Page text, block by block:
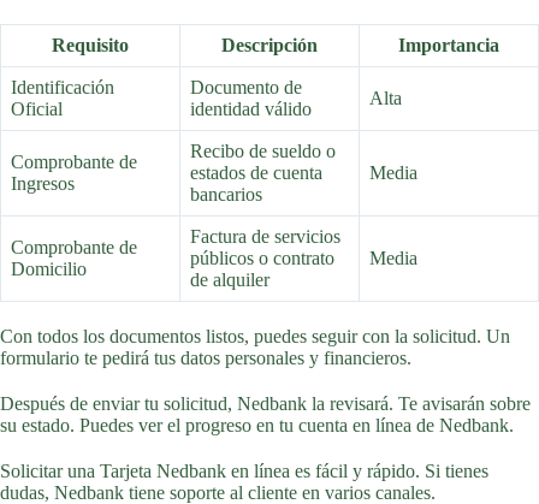
Requisito Descripción Importancia
Identificación
Oficial
Documento de
identidad válido
Alta
Comprobante de
Ingresos
Recibo de sueldo o
estados de cuenta
bancarios
Media
Comprobante de
Domicilio
Factura de servicios
públicos o contrato
de alquiler
Media
Con todos los documentos listos, puedes seguir con la solicitud. Un
formulario te pedirá tus datos personales y financieros.
Después de enviar tu solicitud, Nedbank la revisará. Te avisarán sobre
su estado. Puedes ver el progreso en tu cuenta en línea de Nedbank.
Solicitar una Tarjeta Nedbank en línea es fácil y rápido. Si tienes
dudas, Nedbank tiene soporte al cliente en varios canales.